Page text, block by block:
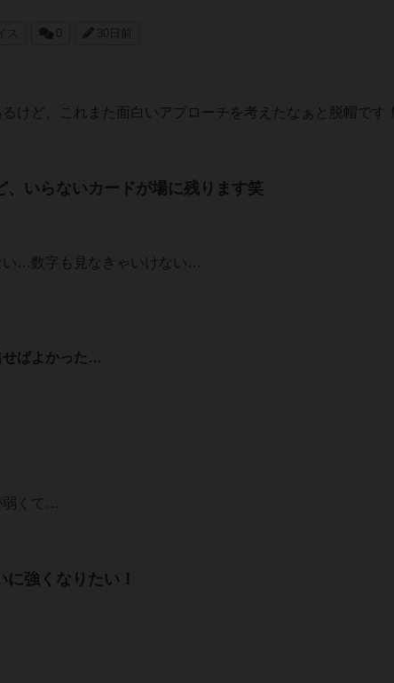
ス 0 30日前
けど、これまた面白いアプローチを考えたなぁと脱帽です！
、いらないカードが場に残ります笑
い…数字も見なきゃいけない…
ばよかった…
弱くて…
強くなりたい！